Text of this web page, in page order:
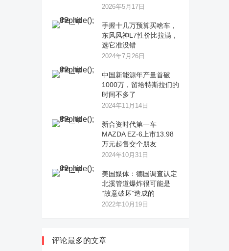
2026年5月17日
手握十几万预算买啥车，
东风风神L7性价比拉满，
选它准没错
2024年7月26日
中国新能源年产量首破
1000万，留给特斯拉们的
时间不多了
2024年11月14日
新合资时代第一车
MAZDA EZ-6上市13.98
万元起售交个朋友
2024年10月31日
美国媒体：德国调查认定
北溪管道爆炸很可能是
“故意破坏”造成的
2022年10月19日
评论最多的文章